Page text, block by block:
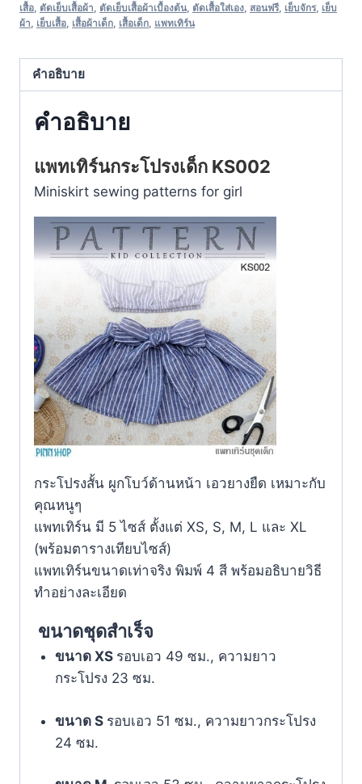
เสื้อ ตัดเย็บเสื้อผ้า ตัดเย็บเสื้อผ้าเบื้องต้น, ตัดเสื้อใส่เอง สอนฟรี, เย็บจักร, เย็บ
ผ้า เย็บเสื้อ เสื้อผ้าเด็ก เสื้อเด็ก แพทเทิร์น
คำอธิบาย
คำอธิบาย
แพทเทิร์นกระโปรงเด็ก KS002
Miniskirt sewing patterns for girl
กระโปรงสั้น ผูกโบว์ด้านหน้า เอวยางยืด เหมาะกับ
คุณหนูๆ
แพทเทิร์น มี 5 ไซส์ ตั้งแต่ XS, S, M, L และ XL
(พร้อมตารางเทียบไซส์)
แพทเทิร์นขนาดเท่าจริง พิมพ์ 4 สี พร้อมอธิบายวิธี
ทำอย่างละเอียด
ขนาดชุดสำเร็จ
ขนาด XS รอบเอว 49 ซม., ความยาว
กระโปรง 23 ซม.
ขนาด S รอบเอว 51 ซม., ความยาวกระโปรง
24 ซม.